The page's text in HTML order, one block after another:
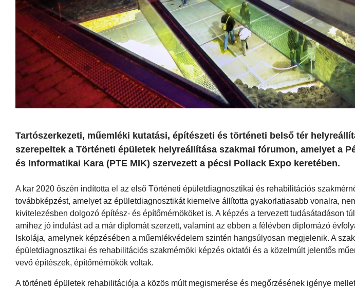
Tartószerkezeti, műemléki kutatási, építészeti és történeti belső tér
szerepeltek a Történeti épületek helyreállítása szakmai fórumon, amelyet a
és Informatikai Kara (PTE MIK) szervezett a pécsi Pollack Expo keretében.
A kar 2020 őszén indította el az első Történeti épületdiagnosztikai és rehabilitációs
továbbképzést, amelyet az épületdiagnosztikát kiemelve állította gyakorlatiasabb vonalra,
kivitelezésben dolgozó építész- és építőmérnököket is. A képzés a tervezett tudásátadáson
amihez jó indulást ad a már diplomát szerzett, valamint az ebben a félévben diplomázó
Iskolája, amelynek képzésében a műemlékvédelem szintén hangsúlyosan megjelenik. A
épületdiagnosztikai és rehabilitációs szakmérnöki képzés oktatói és a közelmúlt jelentős
vevő építészek, építőmérnökök voltak.
A történeti épületek rehabilitációja a közös múlt megismerése és megőrzésének igénye